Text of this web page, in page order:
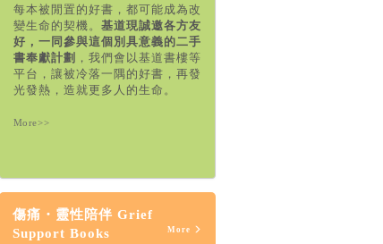
每本被閒置的好書，都可能成為改
變生命的契機。 基道現誠邀各方友
好，一同參與這個別具意義的二手
書奉獻計劃 ，我們會以基道書樓等
平台，讓被冷落一隅的好書，再發
光發熱，造就更多人的生命。
More>>
傷痛・靈性陪伴 Grief
Support Books
More